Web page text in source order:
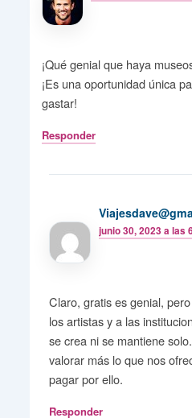
¡Qué genial que haya
¡Es una oportunidad única
gastar!
Responder
junio 30, 2023 a las
Claro, gratis es genial,
los artistas y a las
se crea ni se mantiene
valorar más lo que nos
pagar por ello.
Responder